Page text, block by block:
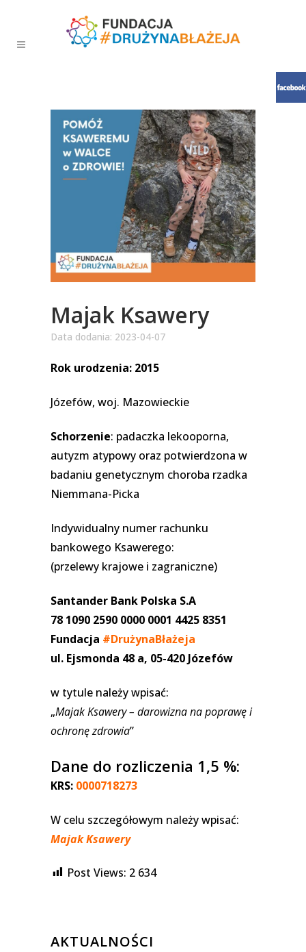
Majak Ksawery
Data dodania: 2023-04-07
Rok urodzenia: 2015
Józefów, woj. Mazowieckie
Schorzenie: padaczka lekooporna,
autyzm atypowy oraz potwierdzona w
badaniu genetycznym choroba rzadka
Niemmana-Picka
Indywidualny numer rachunku
bankowego Ksawerego:
(przelewy krajowe i zagraniczne)
Santander Bank Polska S.A
78 1090 2590 0000 0001 4425 8351
Fundacja #DrużynaBłażeja
ul. Ejsmonda 48 a, 05-420 Józefów
w tytule należy wpisać:
„Majak Ksawery – darowizna na poprawę i
ochronę zdrowia”
Dane do rozliczenia 1,5 %:
KRS: 0000718273
W celu szczegółowym należy wpisać:
Majak Ksawery
Post Views: 2 634
AKTUALNOŚCI